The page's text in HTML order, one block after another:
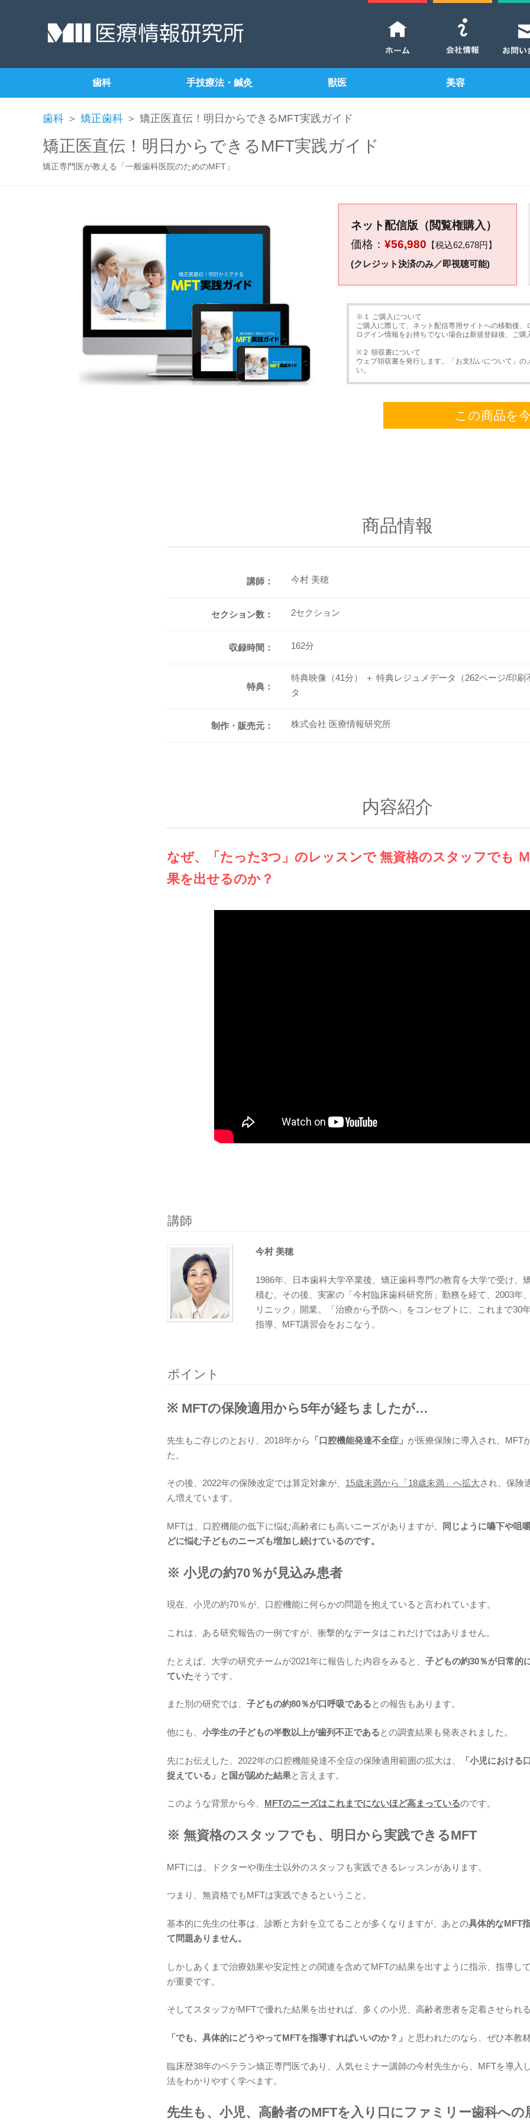
歯科 手技療法・鍼灸 獣医 美容
歯科 ＞ 矯正歯科 ＞ 矯正医直伝！明日からできるMFT実践ガイド
矯正医直伝！明日からできるMFT実践ガイド
矯正専門医が教える「一般歯科医院のためのMFT」
ネット配信版（閲覧権購入）
価格： ¥56,980 【税込62,678円】
(クレジット決済のみ／即視聴可能)
※１ ご購入について
ご購入に際して、ネット配信専用サイトへの移動後、
ログイン情報をお持ちでない場合は新規登録後、ご購
※２ 領収書について
ウェブ領収書を発行します。「お支払いについて」
い。
この商品を
商品情報
講師： 今村 美穂
セクション数： 2セクション
収録時間： 162分
特典：
特典映像（41分） ＋ 特典レジュメデータ（262ページ/印刷
タ
制作・販売元： 株式会社 医療情報研究所
内容紹介
なぜ、「たった3つ」のレッスンで 無資格のスタッフでも
果を出せるのか？
講師
今村 美穂
1986年、日本歯科大学卒業後、矯正歯科専門の教育を大学で受け、
積む。その後、実家の「今村臨床歯科研究所」勤務を経て、2003年
リニック」開業。「治療から予防へ」をコンセプトに、これまで30
指導、MFT講習会をおこなう。
ポイント
※ MFTの保険適用から5年が経ちましたが…
先生もご存じのとおり、2018年から 「口腔機能発達不全症」 が医療保険に導入され、MFT
た。
その後、2022年の保険改定では算定対象が、 15歳未満から「18歳未満」へ拡大され、保険
ん増えています。
MFTは、口腔機能の低下に悩む高齢者にも高いニーズがありますが、
同じように嚥下や咀
どに悩む子どものニーズも増加し続けているのです。
※ 小児の約70％が見込み患者
現在、小児の約70％が、口腔機能に何らかの問題を抱えていると言われています。
これは、ある研究報告の一例ですが、衝撃的なデータはこれだけではありません。
たとえば、大学の研究チームが2021年に報告した内容をみると、 子どもの約30％が日常的
ていたそうです。
また別の研究では、 子どもの約80％が口呼吸であるとの報告もあります。
他にも、 小学生の子どもの半数以上が歯列不正であるとの調査結果も発表されました。
先にお伝えした、2022年の口腔機能発達不全症の保険適用範囲の拡大は、
「小児における
捉えている」と国が認めた結果と言えます。
このような背景から今、 MFTのニーズはこれまでにないほど高まっているのです。
※ 無資格のスタッフでも、明日から実践できるMFT
MFTには、ドクターや衛生士以外のスタッフも実践できるレッスンがあります。
つまり、無資格でもMFTは実践できるということ。
基本的に先生の仕事は、診断と方針を立てることが多くなりますが、あとの具体的なMFT
て問題ありません。
しかしあくまで治療効果や安定性との関連を含めてMFTの結果を出すように指示、指導し
が重要です。
そしてスタッフがMFTで優れた結果を出せれば、多くの小児、高齢者患者を定着させられ
「でも、具体的にどうやってMFTを指導すればいいのか？」 と思われたのなら、ぜひ本教
臨床歴38年のベテラン矯正専門医であり、人気セミナー講師の今村先生から、MFTを導入
法をわかりやすく学べます。
先生も、小児、高齢者のMFTを入り口にファミリー歯科への